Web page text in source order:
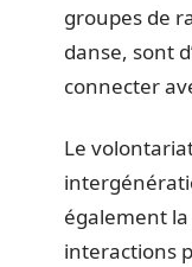
groupes de
danse, sont
connecter
Le
également la
interactions